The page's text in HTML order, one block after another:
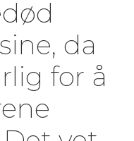
da
for å